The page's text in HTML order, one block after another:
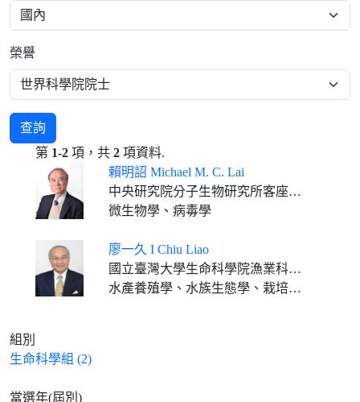
榮譽
查詢
第 1-2 項，共 2 項資料.
賴明詔 Michael M. C. Lai
中央研究院分子生物研究所客座講座 中國醫藥大學特聘講座
微生物學、病毒學
廖一久 I Chiu Liao
國立臺灣大學生命科學院漁業科學研究所特聘研究講座 國立臺灣海洋大學終身特聘教授暨國立屏東科技大學講座教授 國立中興大學水產生物學講座教授
水產養殖學、水族生態學、栽培漁業學、水產養殖管理學
組別
生命科學組 (2)
當選年(屆別)